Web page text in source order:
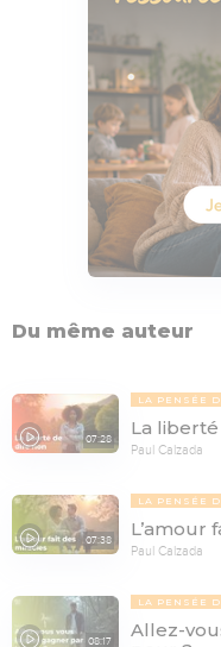
Du même auteur
07:28
LA PENSÉE
La
Paul Calzada
07:38
LA PENSÉE
L’amour
Paul Calzada
08:17
LA PENSÉE
Allez-